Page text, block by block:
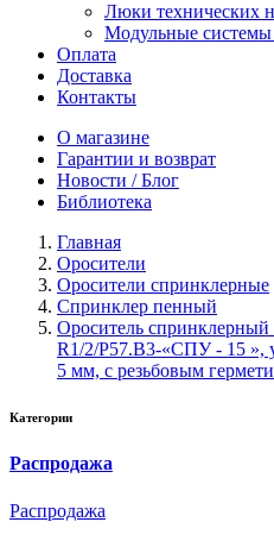
Люки технических
Модульные
Оплата
Доставка
Контакты
О магазине
Гарантии и возврат
Новости / Блог
Библиотека
Главная
Оросители
Оросители спринклерные
Спринклер пенный
Ороситель
R1/2/P57.B3-«СПУ - 15 »,
5 мм, с резьбовым
Категории
Распродажа
Распродажа